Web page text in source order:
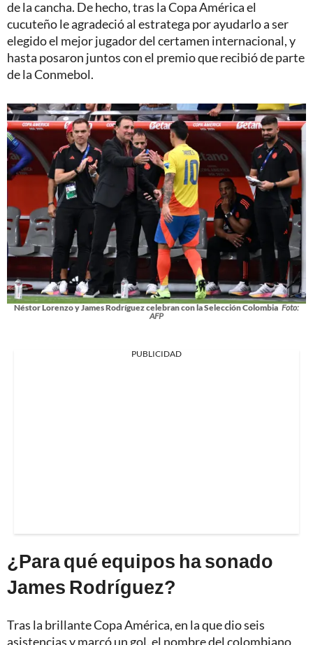
de la cancha. De hecho, tras la Copa América el
cucuteño le agradeció al estratega por ayudarlo a ser
elegido el mejor jugador del certamen internacional, y
hasta posaron juntos con el premio que recibió de parte
de la Conmebol.
Néstor Lorenzo y James Rodríguez celebran con la Selección Colombia Foto:
AFP
PUBLICIDAD
¿Para qué equipos ha sonado
James Rodríguez?
Tras la brillante Copa América, en la que dio seis
asistencias y marcó un gol, el nombre del colombiano